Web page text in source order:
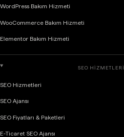
WordPress Bakım Hizmeti
WooCommerce Bakım Hizmeti
Elementor Bakım Hizmeti
SEO HIZMETLERI
SEO Hizmetleri
SEO Ajansı
SEO Fiyatları & Paketleri
E-Ticaret SEO Ajansı